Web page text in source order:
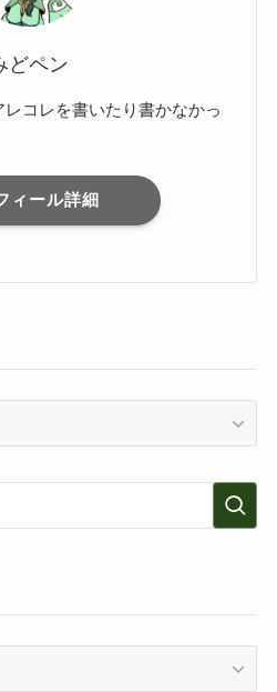
どペン
コレを書いたり書かなかっ
ィール詳細